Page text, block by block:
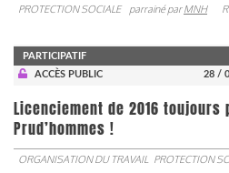
PROTECTION SOCIALE
parrainé parMNH
PARTICIPATIF
ACCÈS PUBLIC
28 /
Licenciement de 2016
Prud’hommes !
ORGANISATION DU TRAVAIL PROTECTION